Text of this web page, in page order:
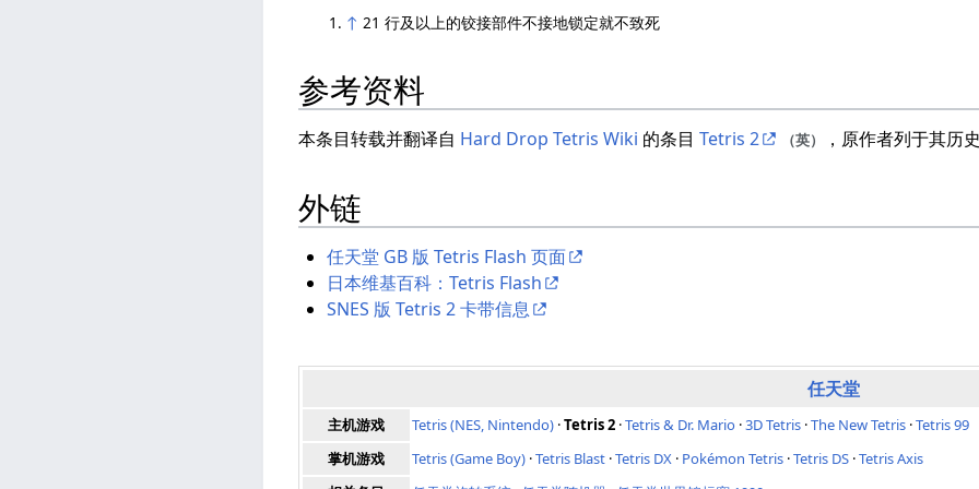
↑ 21 行及以上的铰接部件不接地锁定就不致死
参考资料
本条目转载并翻译自 Hard Drop Tetris Wiki 的条目 Tetris 2 （英） ，原作者列于其历
外链
任天堂 GB 版 Tetris Flash 页面
日本维基百科：Tetris Flash
SNES 版 Tetris 2 卡带信息
任天堂
主机游戏 Tetris (NES, Nintendo) ·Tetris 2 ·Tetris & Dr. Mario ·3D Tetris ·The New Tetris ·Tetris 99
掌机游戏
Tetris (Game Boy) ·Tetris Blast ·Tetris DX · Pokémon Tetris ·Tetris DS ·Tetris Axis